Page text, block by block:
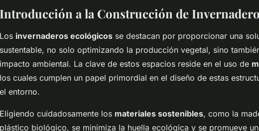
Introducción a la Construcción de
Los invernaderos ecológicos se destacan por proporcionar una
sustentable, no solo optimizando la producción vegetal, sino
impacto ambiental. La clave de estos espacios reside en el uso de
los cuales cumplen un papel primordial en el diseño de estas
el entorno.
Eligiendo cuidadosamente los materiales sostenibles, como la
plástico biológico, se minimiza la huella ecológica y se promueve